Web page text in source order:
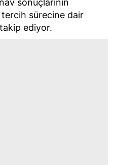
sonuçlarının
tercih sürecine dair
ediyor.